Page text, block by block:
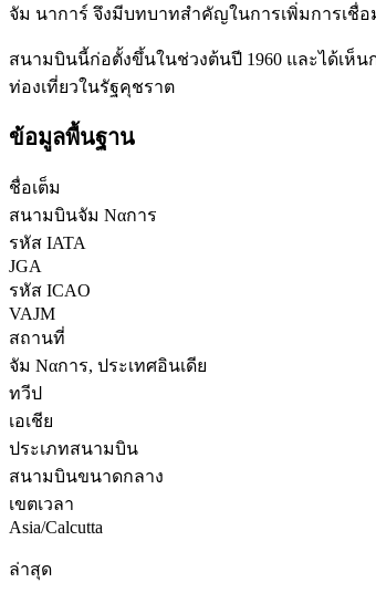
จัม นาการ์ จึงมีบทบาทสำคัญในการเพิ่มการเชื่
สนามบินนี้ก่อตั้งขึ้นในช่วงต้นปี 1960 และได้เห็
ท่องเที่ยวในรัฐคุชราต
ข้อมูลพื้นฐาน
ชื่อเต็ม
สนามบินจัม Ναการ
รหัส IATA
JGA
รหัส ICAO
VAJM
สถานที่
จัม Ναการ, ประเทศอินเดีย
ทวีป
เอเชีย
ประเภทสนามบิน
สนามบินขนาดกลาง
เขตเวลา
Asia/Calcutta
ล่าสุด